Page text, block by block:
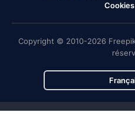
Copyright © 2010-2026